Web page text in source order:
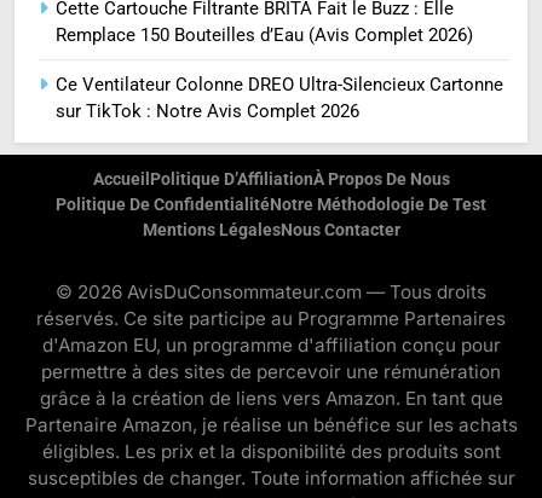
Cette Cartouche Filtrante BRITA Fait le Buzz : Elle
Remplace 150 Bouteilles d’Eau (Avis Complet 2026)
Ce Ventilateur Colonne DREO Ultra-Silencieux Cartonne
sur TikTok : Notre Avis Complet 2026
Accueil Politique D’AffiliationÀ Propos De Nous
Politique De ConfidentialitéNotre Méthodologie De Test
Mentions LégalesNous Contacter
© 2026 AvisDuConsommateur.com — Tous droits
réservés. Ce site participe au Programme Partenaires
d'Amazon EU, un programme d'affiliation conçu pour
permettre à des sites de percevoir une rémunération
grâce à la création de liens vers Amazon. En tant que
Partenaire Amazon, je réalise un bénéfice sur les achats
éligibles. Les prix et la disponibilité des produits sont
susceptibles de changer. Toute information affichée sur